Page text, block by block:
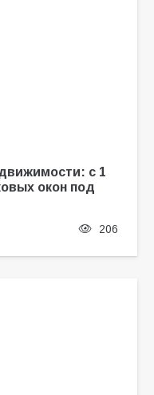
с 1
окон под
206